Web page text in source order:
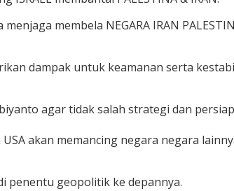
membela NEGARA IRAN
dampak untuk keamanan serta
agar tidak salah strategi dan
akan memancing negara negara
penentu geopolitik ke depannya.